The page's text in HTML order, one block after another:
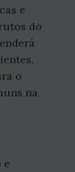
e
do
o
na
e